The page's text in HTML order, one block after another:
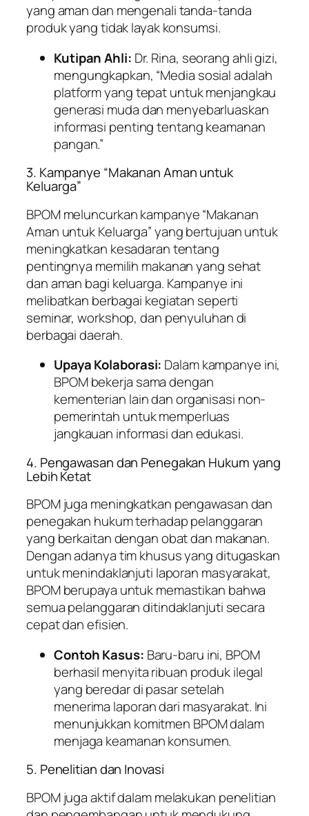
yang aman dan mengenali tanda-tanda
produk yang tidak layak konsumsi.
Kutipan Ahli: Dr. Rina, seorang ahli gizi,
mengungkapkan, “Media sosial adalah
platform yang tepat untuk menjangkau
generasi muda dan menyebarluaskan
informasi penting tentang keamanan
pangan.”
3. Kampanye “Makanan Aman untuk
Keluarga”
BPOM meluncurkan kampanye “Makanan
Aman untuk Keluarga” yang bertujuan untuk
meningkatkan kesadaran tentang
pentingnya memilih makanan yang sehat
dan aman bagi keluarga. Kampanye ini
melibatkan berbagai kegiatan seperti
seminar, workshop, dan penyuluhan di
berbagai daerah.
Upaya Kolaborasi: Dalam kampanye ini,
BPOM bekerja sama dengan
kementerian lain dan organisasi non-
pemerintah untuk memperluas
jangkauan informasi dan edukasi.
4. Pengawasan dan Penegakan Hukum yang
Lebih Ketat
BPOM juga meningkatkan pengawasan dan
penegakan hukum terhadap pelanggaran
yang berkaitan dengan obat dan makanan.
Dengan adanya tim khusus yang ditugaskan
untuk menindaklanjuti laporan masyarakat,
BPOM berupaya untuk memastikan bahwa
semua pelanggaran ditindaklanjuti secara
cepat dan efisien.
Contoh Kasus: Baru-baru ini, BPOM
berhasil menyita ribuan produk ilegal
yang beredar di pasar setelah
menerima laporan dari masyarakat. Ini
menunjukkan komitmen BPOM dalam
menjaga keamanan konsumen.
5. Penelitian dan Inovasi
BPOM juga aktif dalam melakukan penelitian